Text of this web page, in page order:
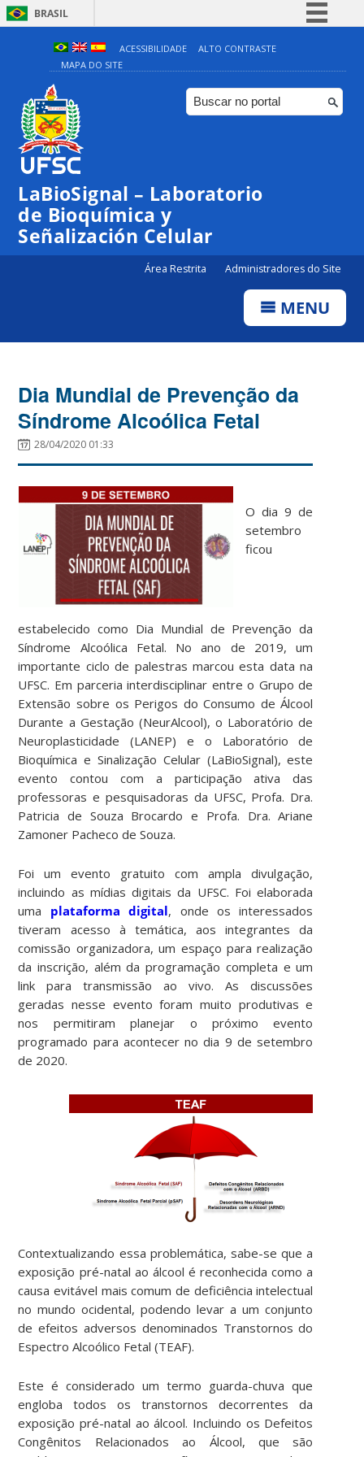
BRASIL
Simplifique!
Comunica BR
Participe
ACESSIBILIDADE
ALTO CONTRASTE
MAPA DO SITE
LaBioSignal – Laboratorio
de Bioquímica y
Señalización Celular
Área Restrita Administradores do Site
MENU
Dia Mundial de Prevenção da
Síndrome Alcoólica Fetal
28/04/2020 01:33
O dia 9 de
setembro
ficou
estabelecido como Dia Mundial de Prevenção da
Síndrome Alcoólica Fetal. No ano de 2019, um
importante ciclo de palestras marcou esta data na
UFSC. Em parceria interdisciplinar entre o Grupo de
Extensão sobre os Perigos do Consumo de Álcool
Durante a Gestação (NeurAlcool), o Laboratório de
Neuroplasticidade (LANEP) e o Laboratório de
Bioquímica e Sinalização Celular (LaBioSignal), este
evento contou com a participação ativa das
professoras e pesquisadoras da UFSC, Profa. Dra.
Patricia de Souza Brocardo e Profa. Dra. Ariane
Zamoner Pacheco de Souza.
Foi um evento gratuito com ampla divulgação,
incluindo as mídias digitais da UFSC. Foi elaborada
uma plataforma digital, onde os interessados
tiveram acesso à temática, aos integrantes da
comissão organizadora, um espaço para realização
da inscrição, além da programação completa e um
link para transmissão ao vivo. As discussões
geradas nesse evento foram muito produtivas e
nos permitiram planejar o próximo evento
programado para acontecer no dia 9 de setembro
de 2020.
Contextualizando essa problemática, sabe-se que a
exposição pré-natal ao álcool é reconhecida como a
causa evitável mais comum de deficiência intelectual
no mundo ocidental, podendo levar a um conjunto
de efeitos adversos denominados Transtornos do
Espectro Alcoólico Fetal (TEAF).
Este é considerado um termo guarda-chuva que
engloba todos os transtornos decorrentes da
exposição pré-natal ao álcool. Incluindo os Defeitos
Congênitos Relacionados ao Álcool, que são